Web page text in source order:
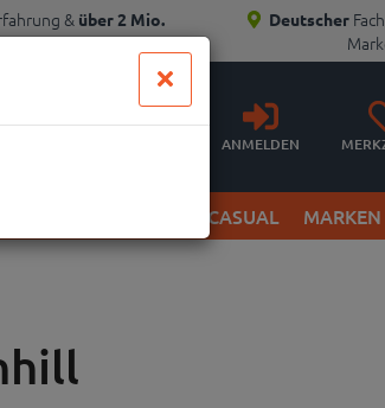
& über 2 Mio.
Kunden
Deutscher
Anmelden
ANMELDEN
STREETWEAR & CASUAL MARKEN